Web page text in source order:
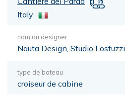
Italy
nom du designer
Nauta Design Studio Lostuzzi
type de bateau
croiseur de cabine